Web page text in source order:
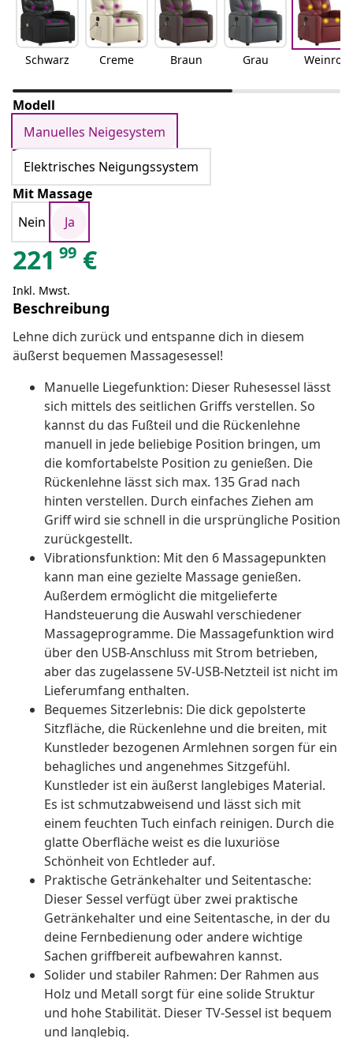
Schwarz Creme Braun Grau Weinrot
Modell
Manuelles Neigesystem
Elektrisches Neigungssystem
Mit Massage
Nein
Ja
221 99 €
Inkl. Mwst.
Beschreibung
Lehne dich zurück und entspanne dich in diesem
äußerst bequemen Massagesessel!
Manuelle Liegefunktion: Dieser Ruhesessel lässt
sich mittels des seitlichen Griffs verstellen. So
kannst du das Fußteil und die Rückenlehne
manuell in jede beliebige Position bringen, um
die komfortabelste Position zu genießen. Die
Rückenlehne lässt sich max. 135 Grad nach
hinten verstellen. Durch einfaches Ziehen am
Griff wird sie schnell in die ursprüngliche Position
zurückgestellt.
Vibrationsfunktion: Mit den 6 Massagepunkten
kann man eine gezielte Massage genießen.
Außerdem ermöglicht die mitgelieferte
Handsteuerung die Auswahl verschiedener
Massageprogramme. Die Massagefunktion wird
über den USB-Anschluss mit Strom betrieben,
aber das zugelassene 5V-USB-Netzteil ist nicht im
Lieferumfang enthalten.
Bequemes Sitzerlebnis: Die dick gepolsterte
Sitzfläche, die Rückenlehne und die breiten, mit
Kunstleder bezogenen Armlehnen sorgen für ein
behagliches und angenehmes Sitzgefühl.
Kunstleder ist ein äußerst langlebiges Material.
Es ist schmutzabweisend und lässt sich mit
einem feuchten Tuch einfach reinigen. Durch die
glatte Oberfläche weist es die luxuriöse
Schönheit von Echtleder auf.
Praktische Getränkehalter und Seitentasche:
Dieser Sessel verfügt über zwei praktische
Getränkehalter und eine Seitentasche, in der du
deine Fernbedienung oder andere wichtige
Sachen griffbereit aufbewahren kannst.
Solider und stabiler Rahmen: Der Rahmen aus
Holz und Metall sorgt für eine solide Struktur
und hohe Stabilität. Dieser TV-Sessel ist bequem
und langlebig.